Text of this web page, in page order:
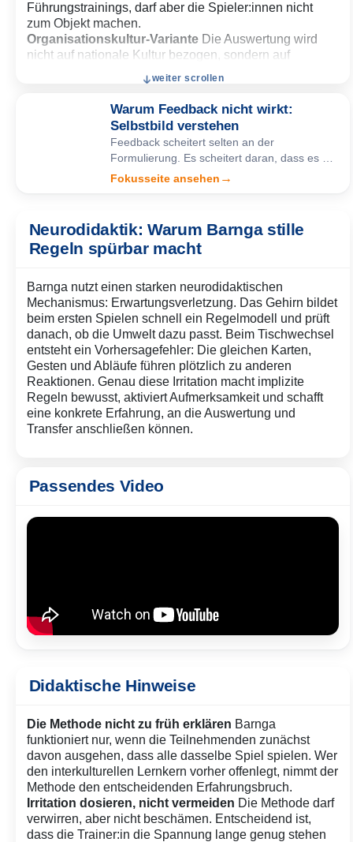
Warum Feedback nicht wirkt:
Selbstbild verstehen
Feedback scheitert selten an der
Formulierung. Es scheitert daran, dass es auf
ein bestehendes Selbstbild trifft. Diese
woran du das erkennst und wie du Räume so
gestaltest, dass Feedback überhaupt
wirksam werden kann.
Fokusseite ansehen →
Führungstrainings, darf aber die Spieler:innen nicht
zum Objekt machen.
Organisationskultur-Variante Die Auswertung wird
nicht auf nationale Kultur bezogen, sondern auf
Abteilungen, Professionen, Schulformen, Fachkulturen
oder Arbeitsstile. Das ist oft produktiver, wenn die
Gruppe kulturelle Zuschreibungen vermeiden oder
breiter über stille Regeln sprechen soll.
Reflexionsvariante mit digitaler Sicherung
eigentliche Kartenspiel bleibt analog, die Auswertung
kann aber mit digitalen Reflexionsfragen, stillen
Schreibphasen oder anonymen Rückmeldungen
der Originalform.
weiter scrollen
Neurodidaktik: Warum Barnga stille
Regeln spürbar macht
Barnga nutzt einen starken neurodidaktischen
Mechanismus: Erwartungsverletzung. Das Gehirn bildet
beim ersten Spielen schnell ein Regelmodell und prüft
danach, ob die Umwelt dazu passt. Beim Tischwechsel
entsteht ein Vorhersagefehler: Die gleichen Karten,
Gesten und Abläufe führen plötzlich zu anderen
Reaktionen. Genau diese Irritation macht implizite
Regeln bewusst, aktiviert Aufmerksamkeit und schafft
eine konkrete Erfahrung, an die Auswertung und
Transfer anschließen können.
Passendes Video
Didaktische Hinweise
Die Methode nicht zu früh erklären Barnga
funktioniert nur, wenn die Teilnehmenden zunächst
davon ausgehen, dass alle dasselbe Spiel spielen. Wer
den interkulturellen Lernkern vorher offenlegt, nimmt der
Methode den entscheidenden Erfahrungsbruch.
Irritation dosieren, nicht vermeiden Die Methode darf
verwirren, aber nicht beschämen. Entscheidend ist,
dass die Trainer:in die Spannung lange genug stehen